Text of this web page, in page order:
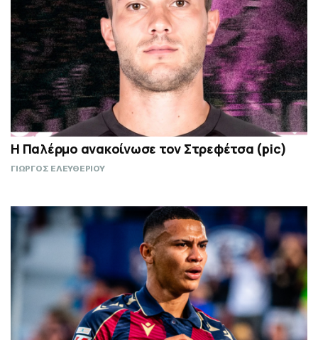
Η Παλέρμο ανακοίνωσε τον Στρεφέτσα (pic)
ΓΙΩΡΓΟΣ ΕΛΕΥΘΕΡΙΟΥ